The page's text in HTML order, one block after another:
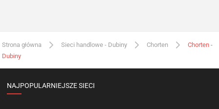
Strona główna Sieci handlowe - Dubiny Chorten
Chorten -
Dubiny
NAJPOPULARNIEJSZE SIECI